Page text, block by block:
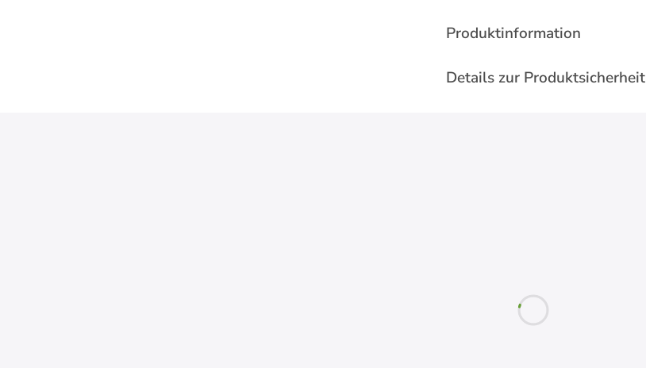
Produktinformation
Details zur Produktsicherheit